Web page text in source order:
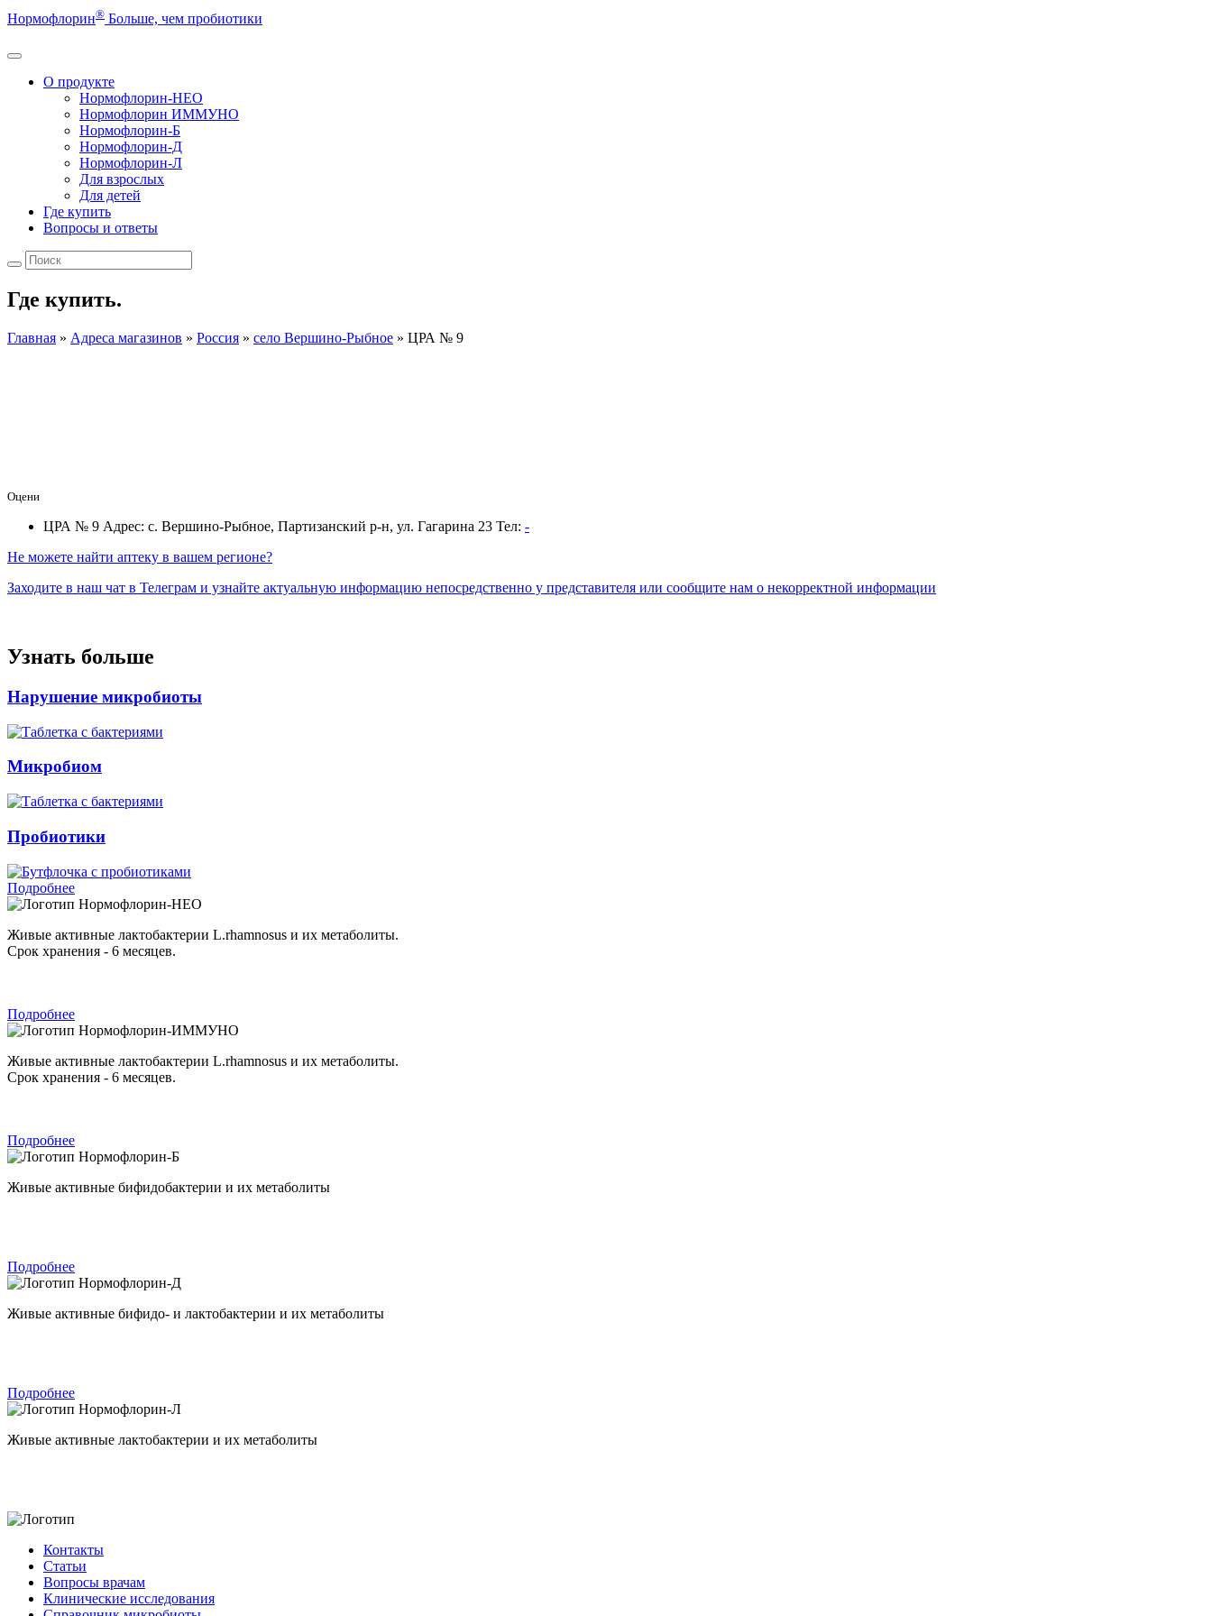
Нормофлорин® Больше, чем пробиотики
О продукте
Нормофлорин-НЕО
Нормофлорин ИММУНО
Нормофлорин-Б
Нормофлорин-Д
Нормофлорин-Л
Для взрослых
Для детей
Где купить
Вопросы и ответы
Где купить.
Главная » Адреса магазинов » Россия » село Вершино-Рыбное » ЦРА № 9
Оцени
ЦРА № 9 Адрес: с. Вершино-Рыбное, Партизанский р-н, ул. Гагарина 23 Тел: -
Не можете найти аптеку в вашем регионе?
Заходите в наш чат в Телеграм и узнайте актуальную информацию непосредственно у представителя или сообщите нам о некорректной информации
Узнать больше
Нарушение микробиоты
Микробиом
Пробиотики
Подробнее
Нормофлорин-НЕО
Живые активные лактобактерии L.rhamnosus и их метаболиты.
Срок хранения - 6 месяцев.
Подробнее
Нормофлорин-ИММУНО
Живые активные лактобактерии L.rhamnosus и их метаболиты.
Срок хранения - 6 месяцев.
Подробнее
Нормофлорин-Б
Живые активные бифидобактерии и их метаболиты
Подробнее
Нормофлорин-Д
Живые активные бифидо- и лактобактерии и их метаболиты
Подробнее
Нормофлорин-Л
Живые активные лактобактерии и их метаболиты
Контакты
Статьи
Вопросы врачам
Клинические исследования